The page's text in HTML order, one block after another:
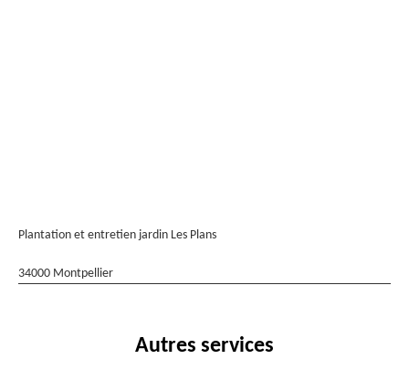
Plantation et entretien jardin Les Plans
34000 Montpellier
Autres services